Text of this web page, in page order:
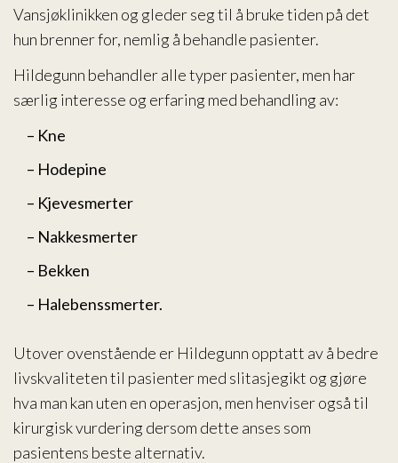
Vansjøklinikken og gleder seg til å bruke tiden på det
hun brenner for, nemlig å behandle pasienter.
Hildegunn behandler alle typer pasienter, men har
særlig interesse og erfaring med behandling av:
– Kne
– Hodepine
– Kjevesmerter
– Nakkesmerter
– Bekken
– Halebenssmerter.
Utover ovenstående er Hildegunn opptatt av å bedre
livskvaliteten til pasienter med slitasjegikt og gjøre
hva man kan uten en operasjon, men henviser også til
kirurgisk vurdering dersom dette anses som
pasientens beste alternativ.